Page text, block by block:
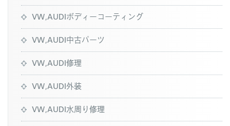
VW,AUDIボディーコーティング
VW,AUDI中古パーツ
VW,AUDI修理
VW,AUDI外装
VW,AUDI水周り修理